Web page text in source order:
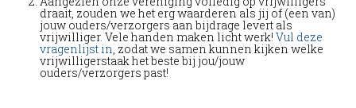
draait, zouden we het erg waarderen als jij of (een van)
jouw ouders/verzorgers aan bijdrage levert als
vrijwilliger. Vele handen maken licht werk! Vul deze
vragenlijst in, zodat we samen kunnen kijken welke
vrijwilligerstaak het beste bij jou/jouw
ouders/verzorgers past!